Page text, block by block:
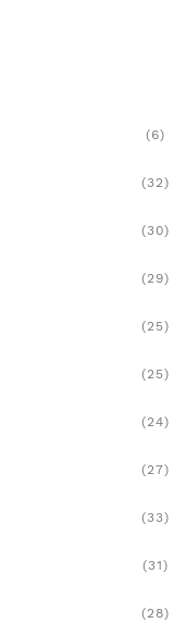
(6)
(32)
(30)
(29)
(25)
(25)
(24)
(27)
(33)
(31)
(28)